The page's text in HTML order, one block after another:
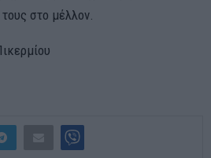
στο μέλλον.